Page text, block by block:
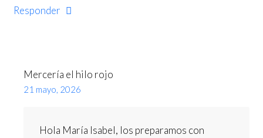
Responder
Mercería el hilo rojo
21 mayo, 2026
Hola María Isabel, los preparamos con